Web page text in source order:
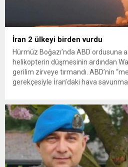
İran 2 ülkeyi birden vurdu
Hürmüz Boğazı’nda ABD ordusuna
helikopterin düşmesinin ardından
gerilim zirveye tırmandı. ABD’nin
gerekçesiyle İran’daki hava
yeni bir ABD saldırısına anında